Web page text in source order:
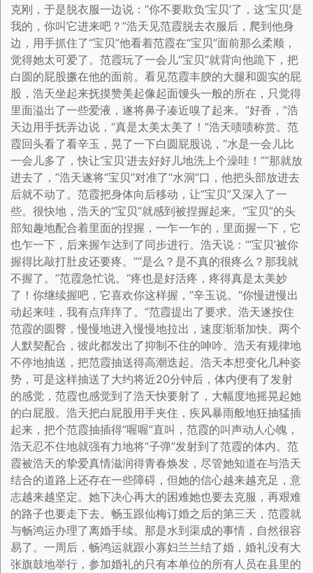
克刚，于是脱衣服一边说：“你不要欺负‘宝贝’了，这‘宝贝’是
我的，你叫它进来吧？”浩天见范霞脱去衣服后，爬到他身
边，用手抓住了“宝贝”他看着范霞在“宝贝”面前那么柔顺，
觉得她太可爱了。范霞玩了一会儿“宝贝”就背向他跪下，把
白圆的屁股撅在他的面前。看见范霞丰腴的大腿和圆实的屁
股，浩天坐起来抚摸赞美起像起面馒头一般的所在，只觉得
里面溢出了一些爱液，遂将鼻子凑近嗅了起来。“好香，”浩
天边用手抚弄边说，“真是太美太美了！”浩天啧啧称赏。范
霞回头看了看辛玉，晃了一下白圆屁股说，“水是一会儿比
一会儿多了，快让‘宝贝’进去好好儿地洗上个澡哇！”“那就放
进去了，”浩天遂将“宝贝”对准了“水洞”口，他把头部放进去
后就不动了。范霞把身体向后移动，让“宝贝”又深入了一
些。很快地，浩天的“宝贝”就感到被捏握起来。“宝贝”的头
部知趣地配合着里面的捏握，一乍一乍的，里面握一下，它
也乍一下，后来握乍达到了同步进行。浩天说：“‘宝贝’被你
握得比敲打肚皮还要疼。”“是么？是不真的很疼么？那我就
不握了。”范霞急忙说。“疼也是好活疼，疼得真是太美妙
了！你继续握吧，它喜欢你这样握，”辛玉说。“你慢进慢出
动起来哇，我有点痒痒了。”范霞提出了要求。浩天遂按住
范霞的圆臀，慢慢地进入慢慢地拉出，速度渐渐加快。两个
人默契配合，彼此都发出了抑制不住的呻吟。浩天有规律地
不停地抽送，把范霞抽送得高潮迭起。浩天本想变化几种姿
势，可是这样抽送了大约将近20分钟后，体内便有了发射
的感觉，范霞也感觉到了浩天快要射了，大幅度地摇晃起她
的白屁股。浩天把白屁股用手夹住，疾风暴雨般地狂抽猛插
起来，把个范霞抽插得“喔喔”直叫，范霞的叫声动人心魄，
浩天忍不住地就强有力地将“子弹”发射到了范霞的体内。范
霞被浩天的挚爱真情滋润得青春焕发，尽管她知道在与浩天
结合的道路上还存在一些障碍，但她的信心越来越充足，意
志越来越坚定。她下决心再大的困难她也要去克服，再艰难
的路子也要走下去。畅玉跟仙梅订婚之后的第三天，范霞就
与畅鸿运办理了离婚手续。那是水到渠成的事情，自然很容
易了。一周后，畅鸿运就跟小寡妇兰兰结了婚，婚礼没有大
张旗鼓地举行，参加婚礼的只有本单位的所有人员在县里的